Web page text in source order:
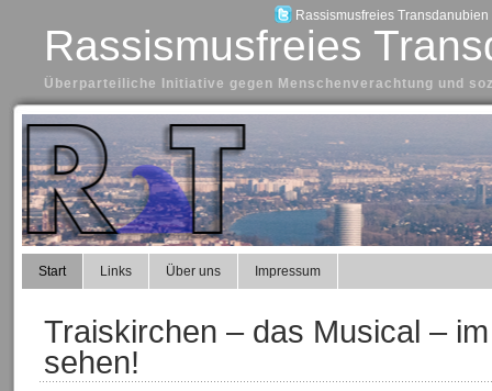
Rassismusfreies Transdanubien
Rassismusfreies
Überparteiliche Initiative gegen Menschenverachtung und
Start Links Über uns Impressum
Traiskirchen – das Musical –
sehen!